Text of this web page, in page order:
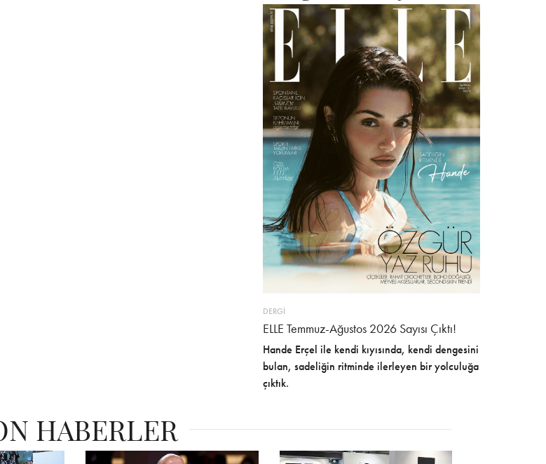
DERGİ
ELLE Temmuz-Ağustos 2026 Sayısı Çıktı!
Hande Erçel ile kendi kıyısında, kendi dengesini
bulan, sadeliğin ritminde ilerleyen bir yolculuğa
çıktık.
HABERLER